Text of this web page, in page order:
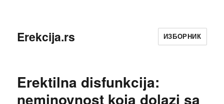
Erekcija.rs ИЗБОРНИК
Erektilna disfunkcija:
neminovnost koja dolazi sa